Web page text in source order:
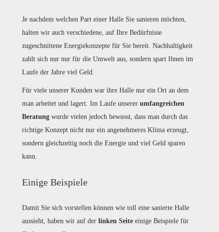
Je nachdem welchen Part einer Halle Sie sanieren möchten,
halten wir auch verschiedene, auf Ihre Bedürfnisse
zugeschnittene Energiekonzepte für Sie bereit. Nachhaltigkeit
zahlt sich nur nur für die Umwelt aus, sondern spart Ihnen im
Laufe der Jahre viel Geld.
Für viele unserer Kunden war ihre Halle nur ein Ort an dem
man arbeitet und lagert. Im Laufe unserer umfangreichen
Beratungwurde vielen jedoch bewusst, dass man durch das
richtige Konzept nicht nur ein angenehmeres Klima erzeugt,
sondern gleichzeitig noch die Energie und viel Geld sparen
kann.
Einige Beispiele
Damit Sie sich vorstellen können wie toll eine sanierte Halle
aussieht, haben wir auf der linken Seiteeinige Beispiele für